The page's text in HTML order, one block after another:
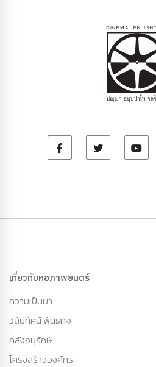
เกี่ยวกับหอภาพยนตร์
ความเป็นมา
วิสัยทัศน์ พันธกิจ
คลังอนุรักษ์
โครงสร้างองค์กร